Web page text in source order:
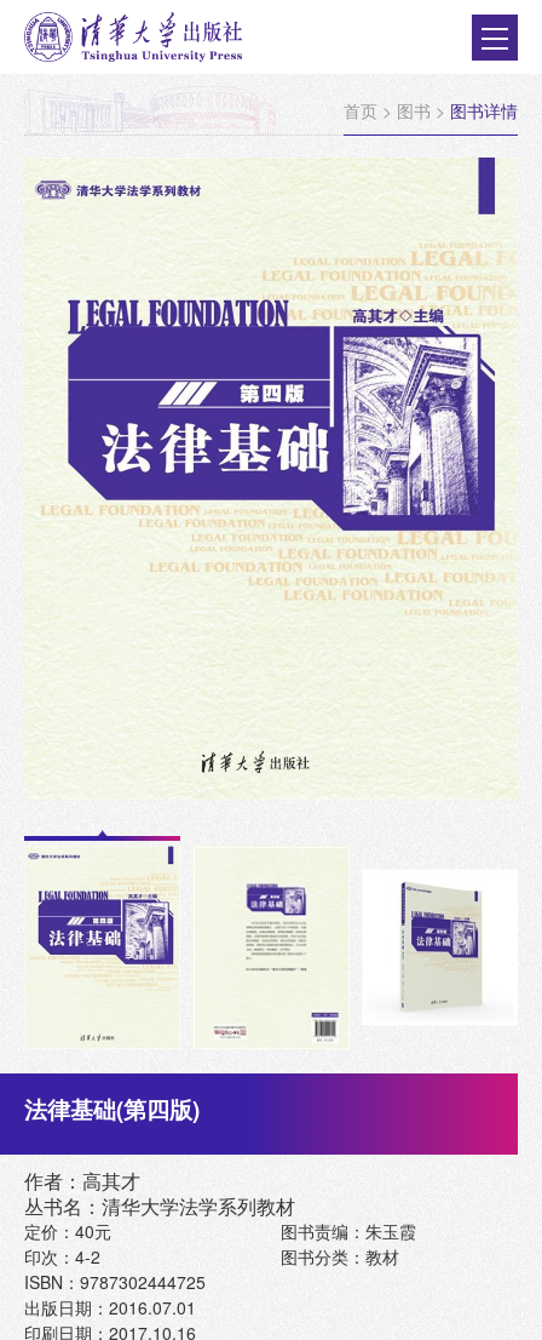
首页 > 图书 > 图书详情
法律基础(第四版)
作者：高其才
丛书名：清华大学法学系列教材
定价：40元
印次：4-2
ISBN：9787302444725
出版日期：2016.07.01
印刷日期：2017.10.16
图书责编：朱玉霞
图书分类：教材